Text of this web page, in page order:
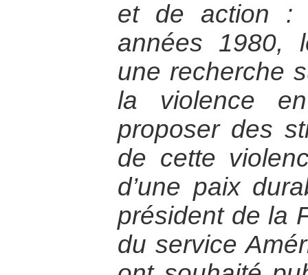
et de action :
années 1980,
une recherche
la violence
proposer des
de cette
d’une paix
président de la
du service